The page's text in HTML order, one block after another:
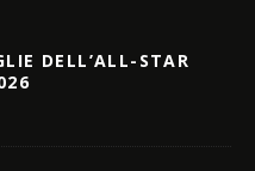
DELL’ALL-STAR